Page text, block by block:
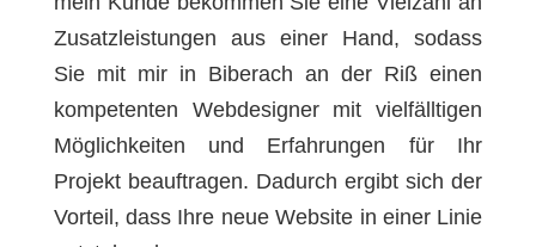
Zusatzleistungen aus einer Hand, sodass
Sie mit mir in Biberach an der Riß einen
kompetenten Webdesigner mit vielfälltigen
Möglichkeiten und Erfahrungen für Ihr
Projekt beauftragen. Dadurch ergibt sich der
Vorteil, dass Ihre neue Website in einer Linie